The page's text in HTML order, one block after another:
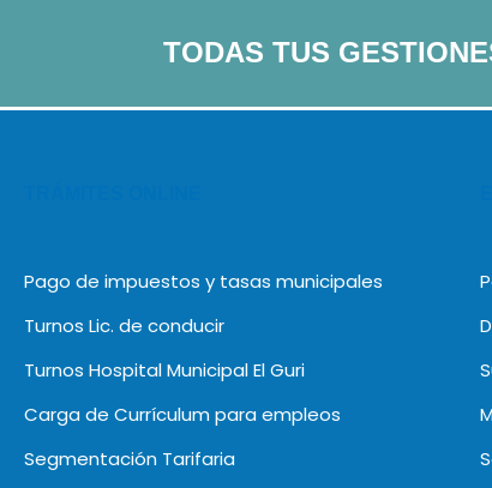
TODAS TUS
Pago de impuestos y tasas municipales
Turnos Lic. de conducir
Turnos Hospital Municipal El Guri
Carga de Currículum para empleos
Segmentación Tarifaria